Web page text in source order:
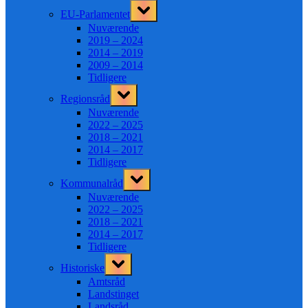
EU-Parlamentet
Toggle
sub-
menu
Nuværende
2019 – 2024
2014 – 2019
2009 – 2014
Tidligere
Regionsråd
Toggle
sub-
menu
Nuværende
2022 – 2025
2018 – 2021
2014 – 2017
Tidligere
Kommunalråd
Toggle
sub-
menu
Nuværende
2022 – 2025
2018 – 2021
2014 – 2017
Tidligere
Historiske
Toggle
sub-
menu
Amtsråd
Landstinget